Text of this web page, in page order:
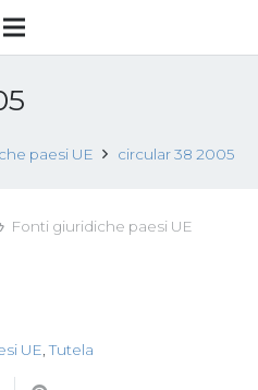
paesi UE circular 38 2005
Fonti giuridiche paesi UE
UE ,Tutela